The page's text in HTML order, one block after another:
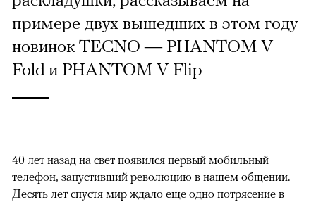
примере двух вышедших в этом году
новинок TECNO — PHANTOM V
Fold и PHANTOM V Flip
40 лет назад на свет появился первый мобильный
телефон, запустивший революцию в нашем общении.
Десять лет спустя мир ждало еще одно потрясение в